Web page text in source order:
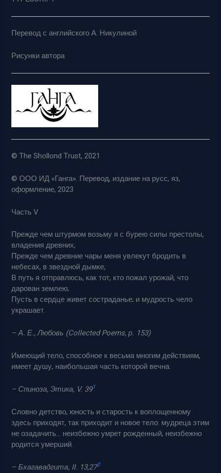
Перевод с английского А. Никулиной
Рисунки автора
© The Shollond Trust, 2021
© ООО ИД «Ганга». Перевод, издание на русс, яз,
оформление, 2023
Часть V
Прежде чем штурмом возьму я с бурею силы престолы,
владения древних,
Прежде чем древние чары меня увлекут бродить в
небесах, в звездной дымке,
В путь я отправлюсь, как тот, кто пожал урожай, что
дарован землею;
Пусть в сердце живет состраданье; и мудрость чело
украшает.
– А. Е., Любовь (Collected Poems, р. 153)
Имеющий тело, способное к весьма многим действиям,
имеет душу, наибольшая часть которой вечна.
– Спиноза, Этика, V. 391
Словно детство, юность и старость к воплощенному
здесь приходят, так приходит и новое тело: мудреца этим
не озадачить… неизбежно умрет рожденный, неизбежно
родится умерший.
– Бхагавадгита, II. 13,272